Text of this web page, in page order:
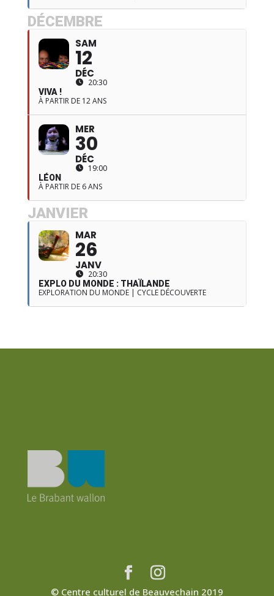
DÉCEMBRE
SAM
12
DÉC
20:30
VIVA !
À PARTIR DE 12 ANS
MER
30
DÉC
19:00
LÉON
À PARTIR DE 6 ANS
JANVIER
MAR
26
JANV
20:30
EXPLO DU MONDE : THAÏLANDE
EXPLORATION DU MONDE | CYCLE DÉCOUVERTE
© Centre culturel de Beauvechain 2019